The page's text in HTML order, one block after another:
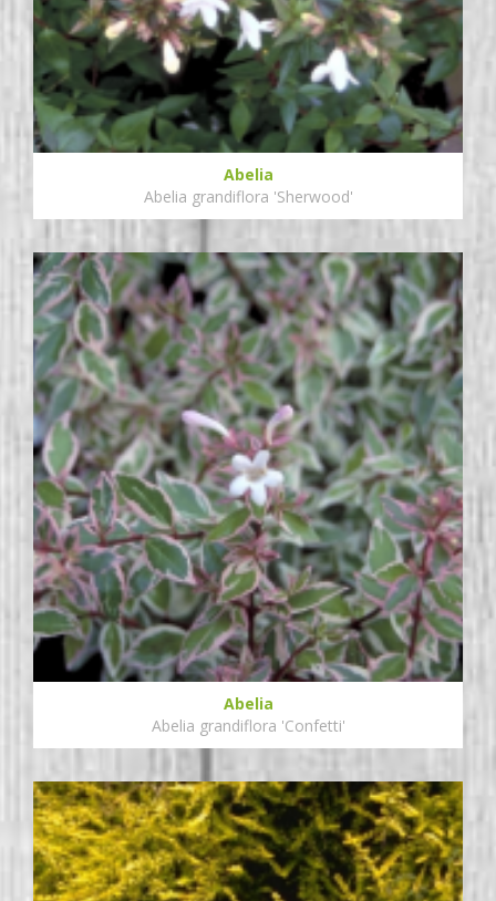
Abelia
Abelia grandiflora 'Sherwood'
Abelia
Abelia grandiflora 'Confetti'